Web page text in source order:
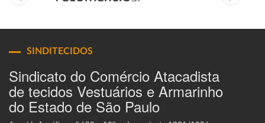
SINDITECIDOS
Sindicato do Comércio Atacadista
de tecidos Vestuários e Armarinho
do Estado de São Paulo